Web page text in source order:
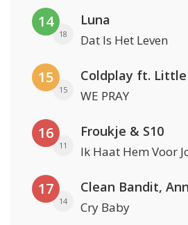
14
18
Luna
Dat Is Het Leven
15
15 WE PRAY
16
11
Froukje & S10
Ik Haat Hem Voor
17
14 Cry Baby